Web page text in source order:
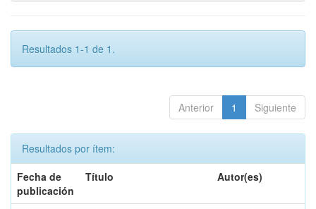
Resultados 1-1 de 1.
Anterior 1 Siguiente
Resultados por ítem:
Fecha de
publicación
Título Autor(es)